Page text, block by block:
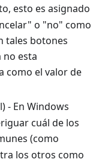
esto es asignado
o "no" como
tales botones
no esta
como el valor de
- En Windows
cuál de los
(como
los otros como